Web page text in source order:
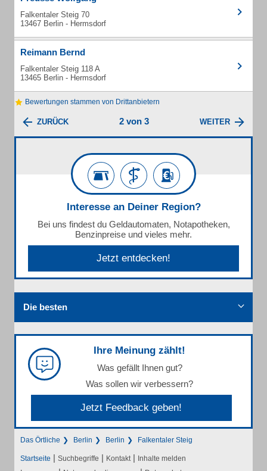
Falkentaler Steig 70
13467 Berlin - Hermsdorf
Reimann Bernd
Falkentaler Steig 118 A
13465 Berlin - Hermsdorf
Bewertungen stammen von Drittanbietern
ZURÜCK 2 von 3 WEITER
Interesse an Deiner Region?
Bei uns findest du Geldautomaten, Notapotheken,
Benzinpreise und vieles mehr.
Jetzt entdecken!
Die besten
Ihre Meinung zählt!
Was gefällt Ihnen gut?
Was sollen wir verbessern?
Jetzt Feedback geben!
Das Örtliche Berlin Berlin Falkentaler Steig
Startseite | Suchbegriffe | Kontakt | Inhalte melden